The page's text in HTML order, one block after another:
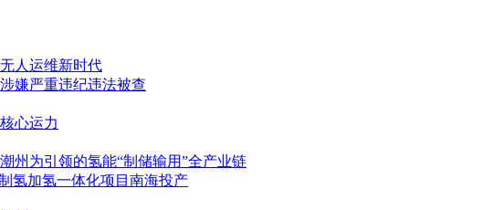
人运维新时代
嫌严重违纪违法被查
心运力
州为引领的氢能“制储输用”全产业链
氢加氢一体化项目南海投产